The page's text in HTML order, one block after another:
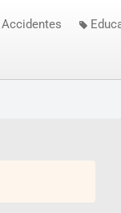
Accidentes